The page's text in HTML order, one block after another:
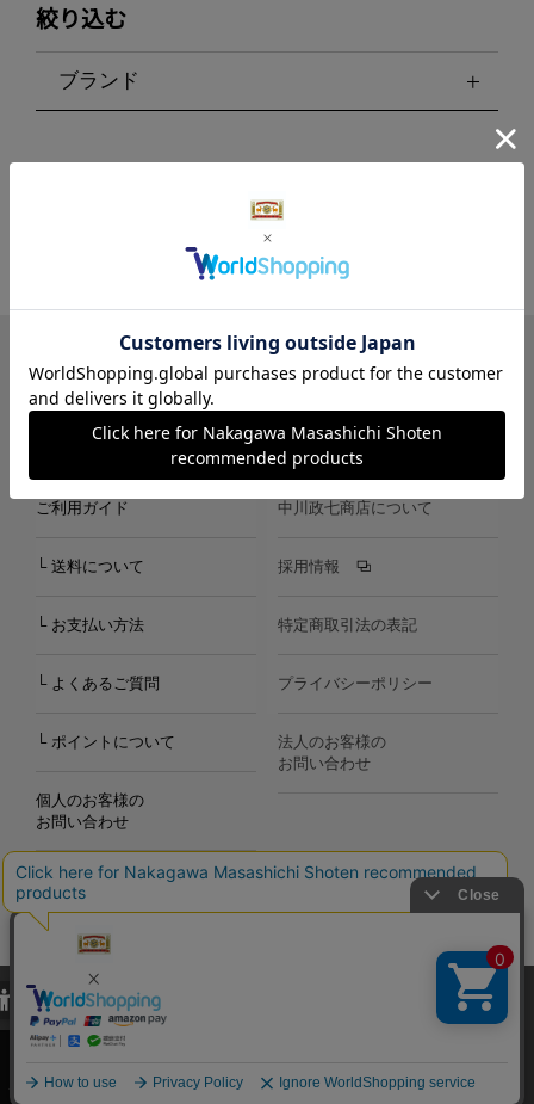
絞り込む
ブランド
LINE Instagram X Facebook メールマガジン
ご利用ガイド
└ 送料について
└ お支払い方法
└ よくあるご質問
└ ポイントについて
個人のお客様の
お問い合わせ
中川政七商店について
採用情報
特定商取引法の表記
プライバシーポリシー
法人のお客様の
お問い合わせ
Copyright©2000-2026
Nakagawa Masashichi Shoten All Rights Reserved.
当サイトでは、当サイト内における閲覧履歴・属性情報などの取得およ
び利便性向上のためにクッキー（Cookie）を使用いたします。詳細に
関しては「プライバシーポリシー
承諾する